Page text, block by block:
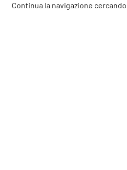
Continua la navigazione